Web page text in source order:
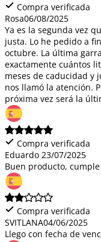
Compra verificada
Rosa06/08/2025
Ya es la segunda vez
justa. Lo he pedido a
octubre. La última
exactamente cuántos
meses de caducidad y
nos llamó la atención.
próxima vez será la
Compra verificada
Eduardo 23/07/2025
Buen producto,
Compra verificada
SVITLANA04/06/2025
Llego con fecha de